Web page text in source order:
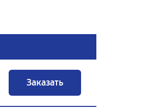
Заказать